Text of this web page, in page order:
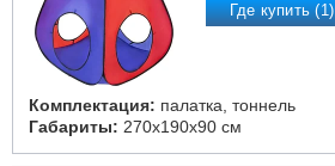
Где купить (1)
Комплектация: палатка, тоннель
Габариты: 270x190x90 см